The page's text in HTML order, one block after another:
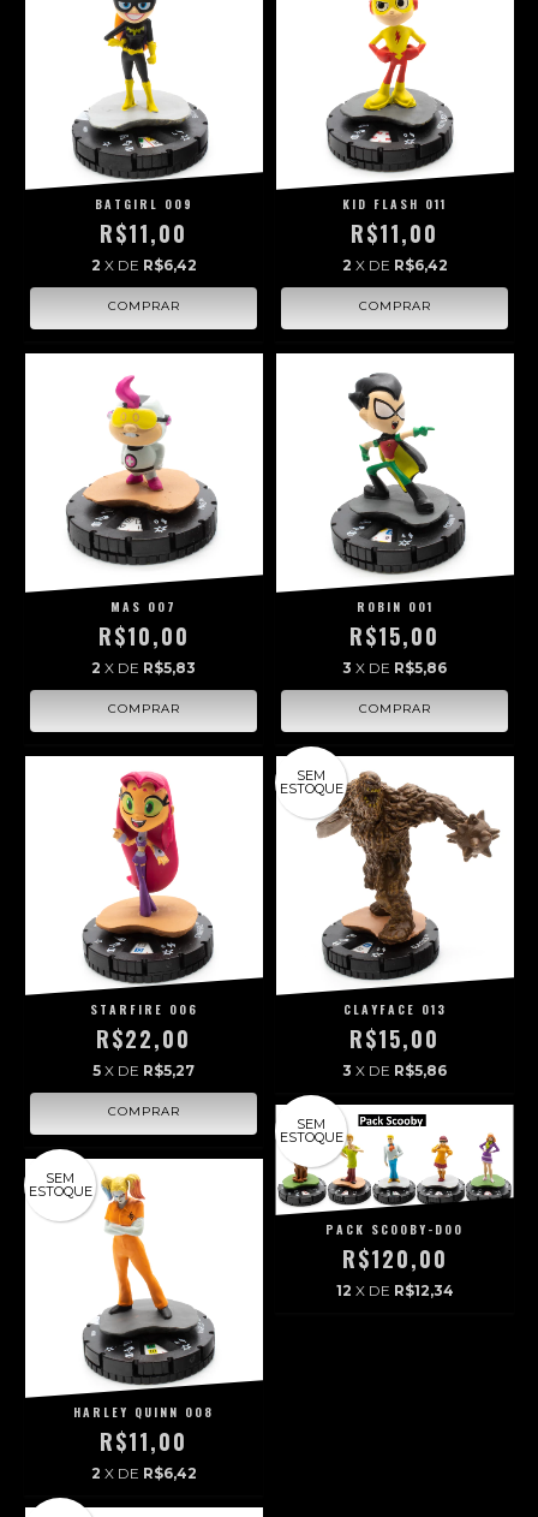
BATGIRL 009
R$11,00
2 X DE R$6,42
KID FLASH 011
R$11,00
2 X DE R$6,42
MAS 007
R$10,00
2 X DE R$5,83
ROBIN 001
R$15,00
3 X DE R$5,86
STARFIRE 006
R$22,00
5 X DE R$5,27
SEM
ESTOQUE
CLAYFACE 013
R$15,00
3 X DE R$5,86
SEM
ESTOQUE
HARLEY QUINN 008
R$11,00
2 X DE R$6,42
SEM
ESTOQUE
PACK SCOOBY-DOO
R$120,00
12 X DE R$12,34